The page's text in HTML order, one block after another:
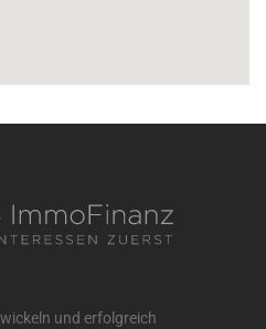
und erfolgreich